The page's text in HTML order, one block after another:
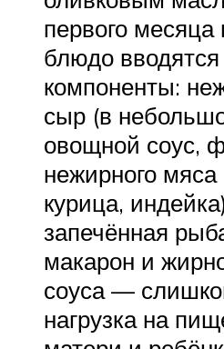
первого месяца
блюдо
компоненты:
сыр (в
овощной соус,
нежирного мяса
курица,
запечённая
макарон и
соуса —
нагрузка на